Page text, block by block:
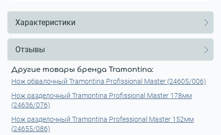
Характеристики
Отзывы
Другие товары бренда Tramontina:
Нож обвалочный Tramontina Profissional Master (24605/006)
Нож разделочный Tramontina Profissional Master 178мм
(24636/076)
Нож разделочный Tramontina Professional Master 152мм
(24655/086)